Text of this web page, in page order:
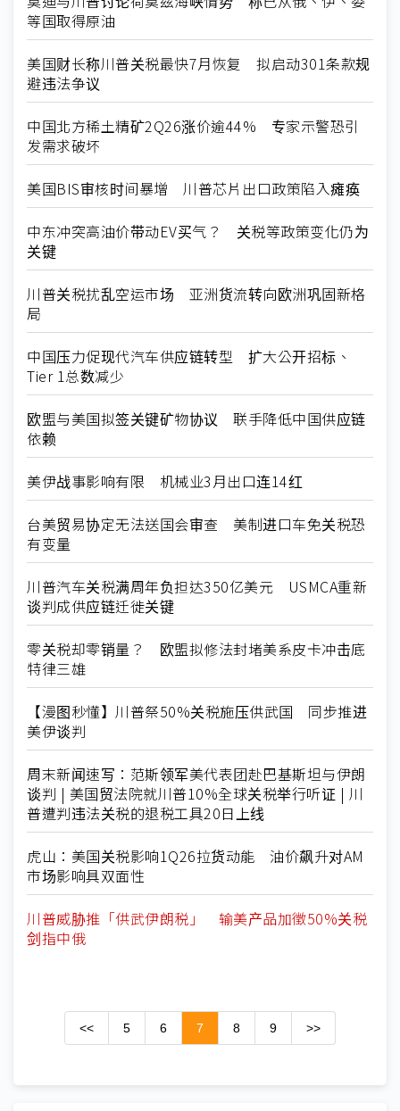
等国取得原油
美国财长称川普关税最快7月恢复 拟启动301条款规
避违法争议
中国北方稀土精矿2Q26涨价逾44% 专家示警恐引
发需求破坏
美国BIS审核时间暴增 川普芯片出口政策陷入瘫痪
中东冲突高油价带动EV买气？ 关税等政策变化仍为
关键
川普关税扰乱空运市场 亚洲货流转向欧洲巩固新格
局
中国压力促现代汽车供应链转型 扩大公开招标、
Tier 1总数减少
欧盟与美国拟签关键矿物协议 联手降低中国供应链
依赖
美伊战事影响有限 机械业3月出口连14红
台美贸易协定无法送国会审查 美制进口车免关税恐
有变量
川普汽车关税满周年负担达350亿美元 USMCA重新
谈判成供应链迁徙关键
零关税却零销量？ 欧盟拟修法封堵美系皮卡冲击底
特律三雄
【漫图秒懂】川普祭50%关税施压供武国 同步推进
美伊谈判
周末新闻速写：范斯领军美代表团赴巴基斯坦与伊朗
谈判 | 美国贸法院就川普10%全球关税举行听证 | 川
普遭判违法关税的退税工具20日上线
虎山：美国关税影响1Q26拉货动能 油价飙升对AM
市场影响具双面性
川普威胁推「供武伊朗税」 输美产品加徵50%关税
剑指中俄
<< 5 6 7 8 9 >>